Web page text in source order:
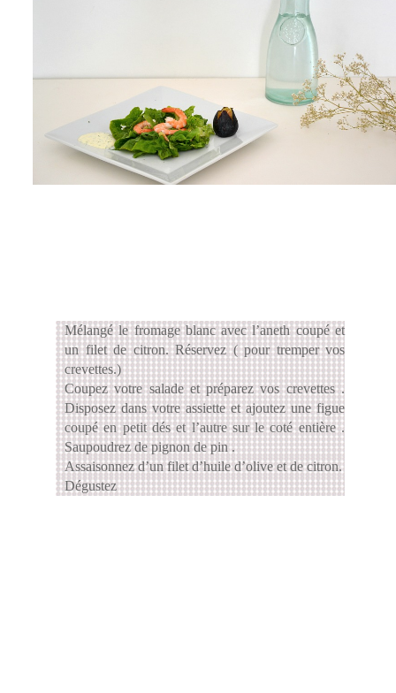
Mélangé le fromage blanc avec l’aneth coupé et
un filet de citron. Réservez ( pour tremper vos
crevettes.)
Coupez votre salade et préparez vos crevettes .
Disposez dans votre assiette et ajoutez une figue
coupé en petit dés et l’autre sur le coté entière .
Saupoudrez de pignon de pin .
Assaisonnez d’un filet d’huile d’olive et de citron.
Dégustez